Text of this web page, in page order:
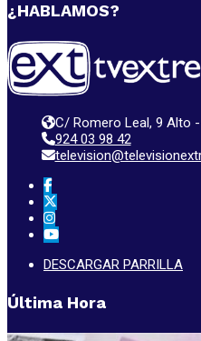
¿HABLAMOS?
C/ Romero Leal, 9 Alto
924 03 98 42
DESCARGAR PARRILLA
Última Hora